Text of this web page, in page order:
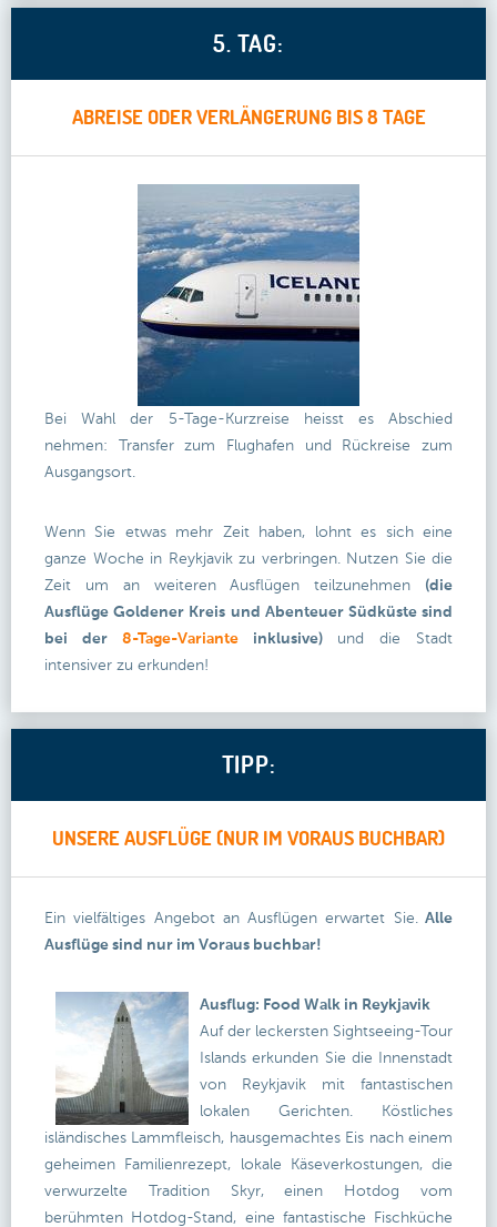
5. TAG:
ABREISE ODER VERLÄNGERUNG BIS 8 TAGE
Bei Wahl der 5-Tage-Kurzreise heisst es Abschied
nehmen: Transfer zum Flughafen und Rückreise zum
Ausgangsort.
Wenn Sie etwas mehr Zeit haben, lohnt es sich eine
ganze Woche in Reykjavik zu verbringen. Nutzen Sie die
Zeit um an weiteren Ausflügen teilzunehmen (die
Ausflüge Goldener Kreis und Abenteuer Südküste sind
bei der
8-Tage-Varianteinklusive)und die Stadt
intensiver zu erkunden!
TIPP:
UNSERE AUSFLÜGE (NUR IM VORAUS BUCHBAR)
Ein vielfältiges Angebot an Ausflügen erwartet Sie.Alle
Ausflüge sind nur im Voraus buchbar!
Ausflug: Food Walk in Reykjavik
Auf der leckersten Sightseeing-Tour
Islands erkunden Sie die Innenstadt
von Reykjavik mit fantastischen
lokalen Gerichten. Köstliches
isländisches Lammfleisch, hausgemachtes Eis nach einem
geheimen Familienrezept, lokale Käseverkostungen, die
verwurzelte Tradition Skyr, einen Hotdog vom
berühmten Hotdog-Stand, eine fantastische Fischküche